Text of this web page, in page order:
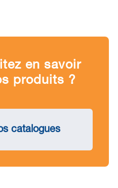
en savoir
produits ?
catalogues